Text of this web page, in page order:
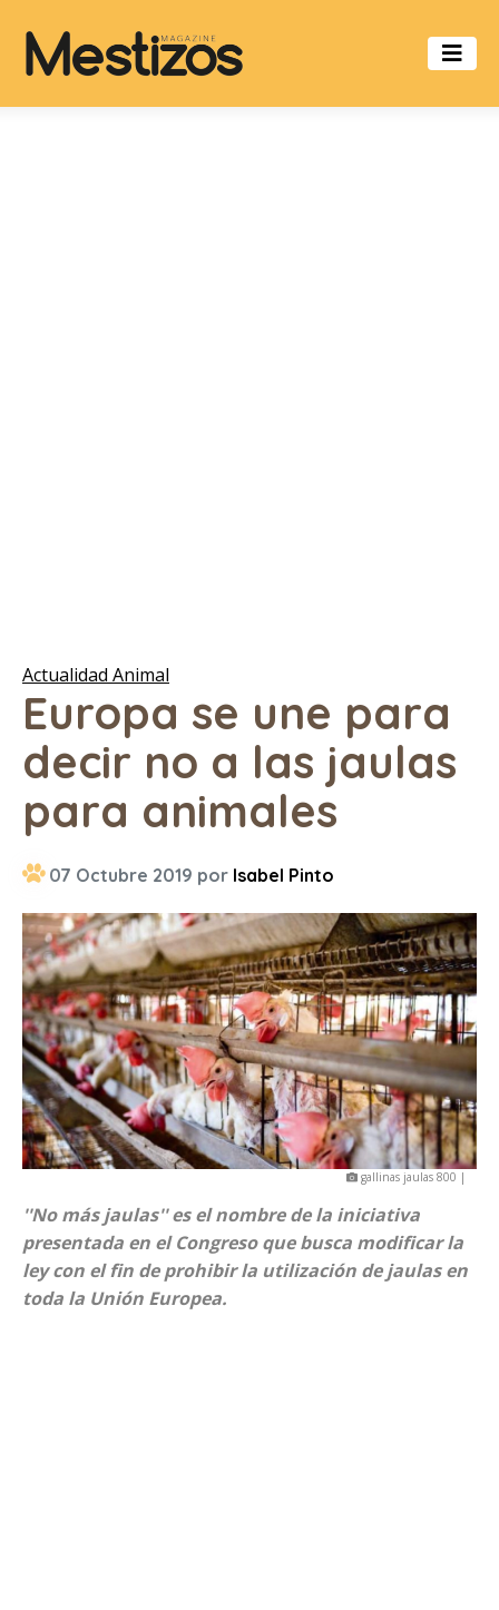
Actualidad Animal
Europa se une para
decir no a las jaulas
para animales
07 Octubre 2019 por Isabel Pinto
gallinas jaulas 800 |
''No más jaulas'' es el nombre de la iniciativa
presentada en el Congreso que busca modificar la
ley con el fin de prohibir la utilización de jaulas en
toda la Unión Europea.